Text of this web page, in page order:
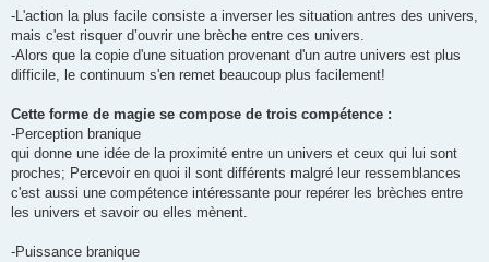
-L'action la plus facile consiste a inverser les situation antres des univers,
mais c'est risquer d’ouvrir une brèche entre ces univers.
-Alors que la copie d'une situation provenant d'un autre univers est plus
difficile, le continuum s'en remet beaucoup plus facilement!
Cette forme de magie se compose de trois compétence :
-Perception branique
qui donne une idée de la proximité entre un univers et ceux qui lui sont
proches; Percevoir en quoi il sont différents malgré leur ressemblances
c'est aussi une compétence intéressante pour repérer les brèches entre
les univers et savoir ou elles mènent.
-Puissance branique